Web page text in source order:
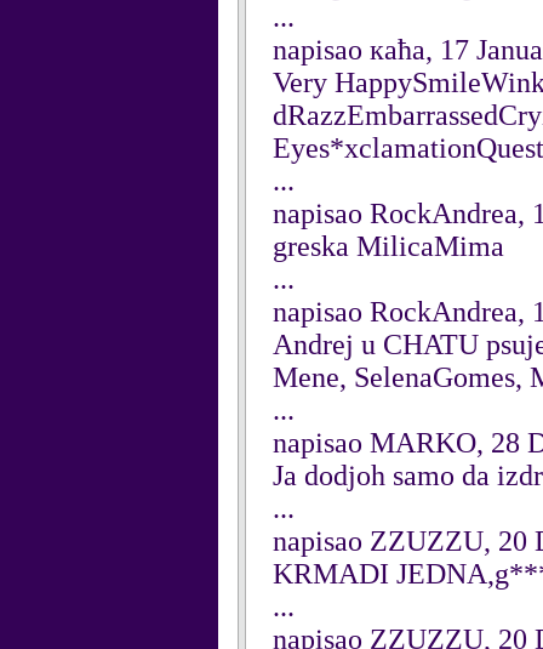
...
napisao каћа, 17
Very
...
napisao RockAndrea,
greska MilicaMima
...
napisao RockAndrea,
Andrej u CHATU
Mene,
...
napisao MARKO, 28
Ja dodjoh samo da
...
napisao ZZUZZU, 20
KRMADI
...
napisao ZZUZZU, 20